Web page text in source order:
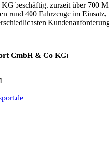
beschäftigt zurzeit über 700
rund 400 Fahrzeuge im
GmbH & Co KG: